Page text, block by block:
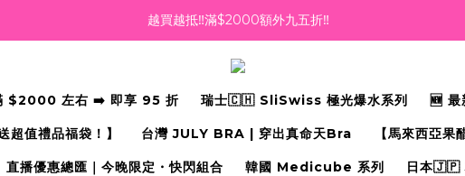
越買越抵‼️滿$2000額外九五折‼️
☀️【Summer Sales 盛夏狂歡】滿 $700 即減 $40！🔥
越買越抵‼️滿$2000額外九五折‼️
$2000 左右 ➡️ 即享 95 折 瑞士🇨🇭 SliSwiss 極光爆水系列 🆕 最
值禮品福袋！】 台灣 JULY BRA | 穿出真命天Bra⁠ 【馬來西亞果
直播優惠總匯｜今晚限定・快閃組合 韓國 Medicube 系列 日本🇯🇵